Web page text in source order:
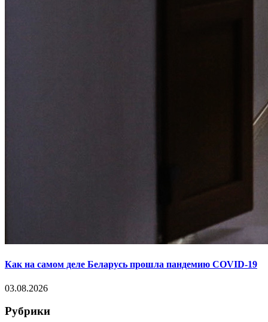
Как на самом деле Беларусь прошла пандемию COVID-19
03.08.2026
Рубрики